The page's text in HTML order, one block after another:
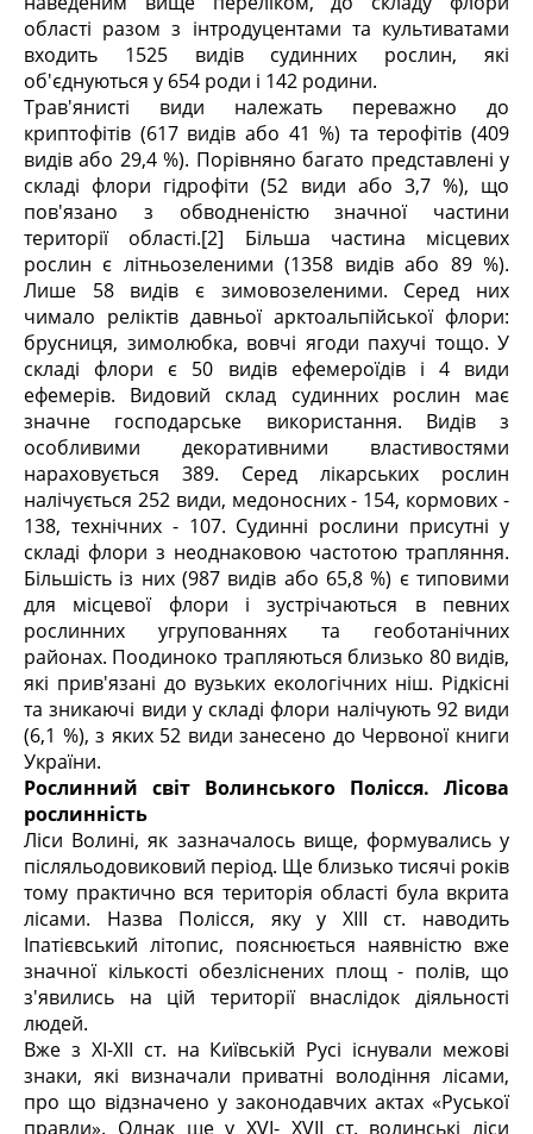
області разом з інтродуцентами та культиватами
входить 1525 видів судинних рослин, які
об'єднуються у 654 роди і 142 родини.
Трав'янисті види належать переважно до
криптофітів (617 видів або 41 %) та терофітів (409
видів або 29,4 %). Порівняно багато представлені у
складі флори гідрофіти (52 види або 3,7 %), що
пов'язано з обводненістю значної частини
території області.[2] Більша частина місцевих
рослин є літньозеленими (1358 видів або 89 %).
Лише 58 видів є зимовозеленими. Серед них
чимало реліктів давньої арктоальпійської флори:
брусниця, зимолюбка, вовчі ягоди пахучі тощо. У
складі флори є 50 видів ефемероїдів і 4 види
ефемерів. Видовий склад судинних рослин має
значне господарське використання. Видів з
особливими декоративними властивостями
нараховується 389. Серед лікарських рослин
налічується 252 види, медоносних - 154, кормових -
138, технічних - 107. Судинні рослини присутні у
складі флори з неоднаковою частотою трапляння.
Більшість із них (987 видів або 65,8 %) є типовими
для місцевої флори і зустрічаються в певних
рослинних угрупованнях та геоботанічних
районах. Поодиноко трапляються близько 80 видів,
які прив'язані до вузьких екологічних ніш. Рідкісні
та зникаючі види у складі флори налічують 92 види
(6,1 %), з яких 52 види занесено до Червоної книги
України.
Рослинний світ Волинського Полісся. Лісова
рослинність
Ліси Волині, як зазначалось вище, формувались у
післяльодовиковий період. Ще близько тисячі років
тому практично вся територія області була вкрита
лісами. Назва Полісся, яку у XIII ст. наводить
Іпатієвський літопис, пояснюється наявністю вже
значної кількості обезліснених площ - полів, що
з'явились на цій території внаслідок діяльності
людей.
Вже з ХІ-ХІІ ст. на Київській Русі існували межові
знаки, які визначали приватні володіння лісами,
про що відзначено у законодавчих актах «Руської
правди». Однак ще у XVI- XVII ст. волинські ліси